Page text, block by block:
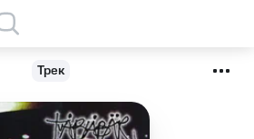
Трек